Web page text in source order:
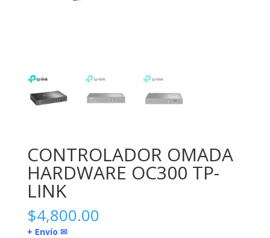
CONTROLADOR OMADA
HARDWARE OC300 TP-
LINK
$4,800.00
+ Envío ✉